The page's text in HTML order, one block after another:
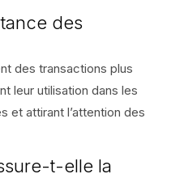
des
des transactions plus
leur utilisation dans les
et attirant l’attention des
t-elle la